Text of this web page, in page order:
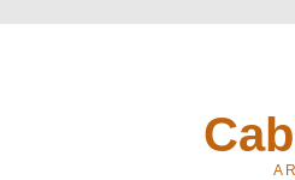
A